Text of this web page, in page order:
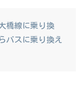
橋線に乗り換
バスに乗り換え